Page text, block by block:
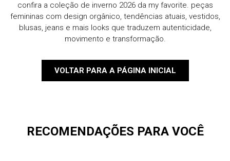
confira a coleção de inverno 2026 da my favorite. peças
femininas com design orgânico, tendências atuais, vestidos,
blusas, jeans e mais looks que traduzem autenticidade,
movimento e transformação.
VOLTAR PARA A PÁGINA INICIAL
RECOMENDAÇÕES PARA VOCÊ